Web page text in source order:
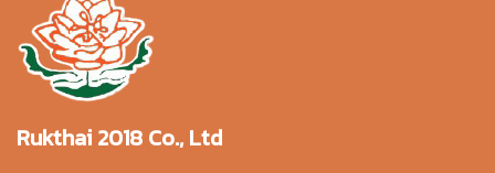
Rukthai 2018 Co., Ltd